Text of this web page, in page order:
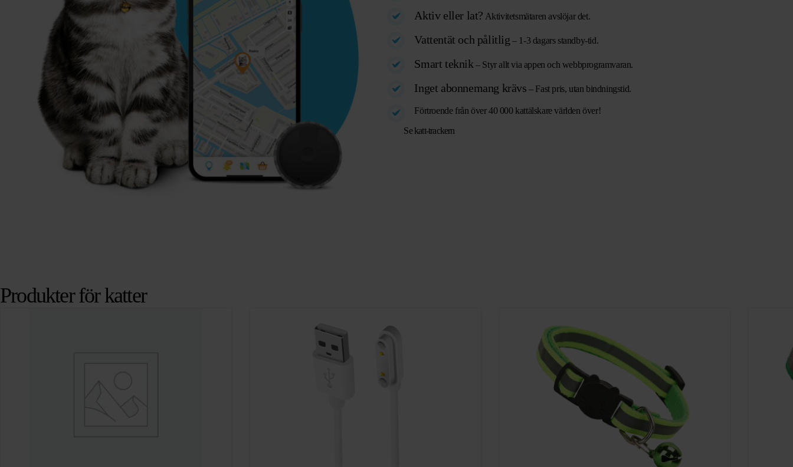
Aktiv eller lat? Aktivitetsmätaren avslöjar det.
Vattentät och pålitlig – 1-3 dagars standby-tid.
Smart teknik – Styr allt via appen och webbprogramvaran.
Inget abonnemang krävs – Fast pris, utan bindningstid.
Förtroende från över 40 000 kattälskare världen över!
Se katt-trackern
Produkter för katter